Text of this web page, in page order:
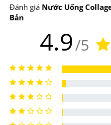
Chống lại gốc tự do, cải
hóa da, chống nhăn da
bóng đàn hồi.
-Giúp phục hồi cơ thể và
mang đến một làn da khỏe
cải thiện một vẻ ngoài rạng
Đánh giá Nước Uống
Bản
4.9/5